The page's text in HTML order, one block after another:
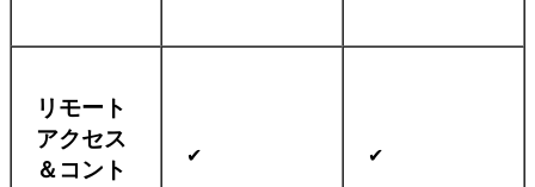
リモート
アクセス
＆コント
✔ ✔